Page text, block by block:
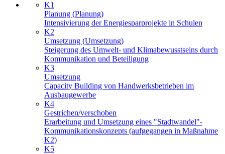
K1
Planung (Planung)
Intensivierung der Energiesparprojekte in Schulen
K2
Umsetzung (Umsetzung)
Steigerung des Umwelt- und Klimabewusstseins durch
Kommunikation und Beteiligung
K3
Umsetzung
Capacity Building von Handwerksbetrieben im
Ausbaugewerbe
K4
Gestrichen/verschoben
Erarbeitung und Umsetzung eines "Stadtwandel"-
Kommunikationskonzepts (aufgegangen in Maßnahme
K2)
K5